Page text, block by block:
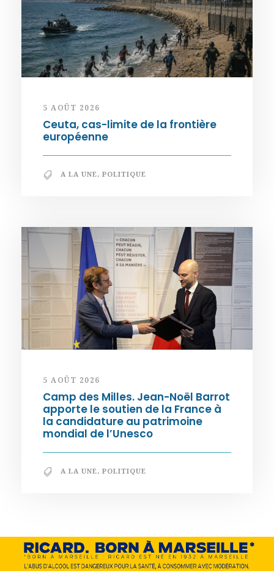
5 AOÛT 2026
Ceuta, cas-limite de la frontière
européenne
A LA UNE, POLITIQUE
5 AOÛT 2026
Camp des Milles. Jean-Noël Barrot
apporte le soutien de la France à
la candidature au patrimoine
mondial de l’Unesco
A LA UNE, POLITIQUE